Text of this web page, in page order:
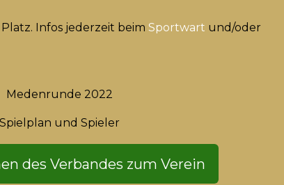
Infos jederzeit beim Sportwart und/oder
Medenrunde 2022
Spielplan und Spieler
des Verbandes zum Verein